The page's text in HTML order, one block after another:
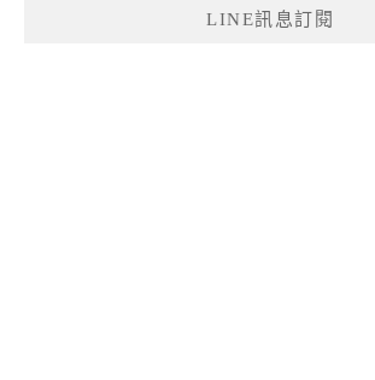
LINE訊息訂閱